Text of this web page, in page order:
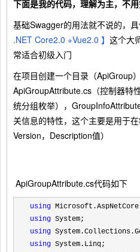
下面是我的代码，理解为主，不
基础Swagger的用法就不说的，
.NET Core2.0 +Vue2.0 】 这个大
常适合初级入门
在项目创建一个目录（ApiGroup
ApiGroupAttribute.cs（控制器特
统分组枚举），
关信息的特性，这个主要是用于
Version，Description值）
ApiGroupAttribute.cs代码如下
using
using
using
using